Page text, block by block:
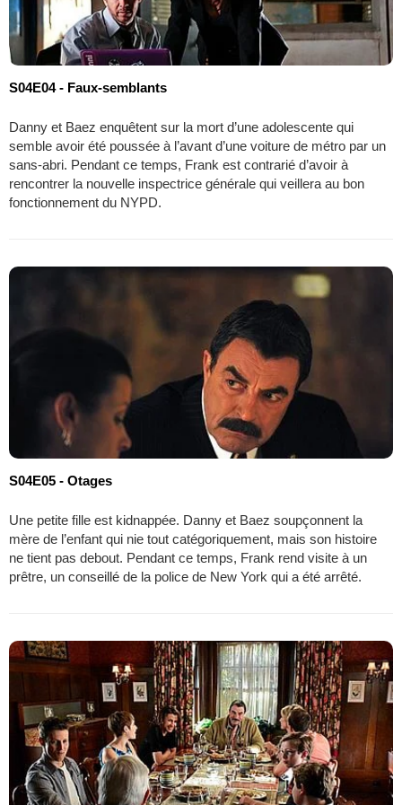
S04E04 - Faux-semblants
Danny et Baez enquêtent sur la mort d’une adolescente qui
semble avoir été poussée à l’avant d’une voiture de métro par un
sans-abri. Pendant ce temps, Frank est contrarié d’avoir à
rencontrer la nouvelle inspectrice générale qui veillera au bon
fonctionnement du NYPD.
S04E05 - Otages
Une petite fille est kidnappée. Danny et Baez soupçonnent la
mère de l’enfant qui nie tout catégoriquement, mais son histoire
ne tient pas debout. Pendant ce temps, Frank rend visite à un
prêtre, un conseillé de la police de New York qui a été arrêté.